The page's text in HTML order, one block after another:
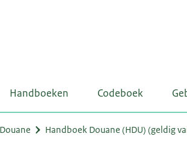
Handboeken Codeboek
Handboek Douane (HDU) (geldig